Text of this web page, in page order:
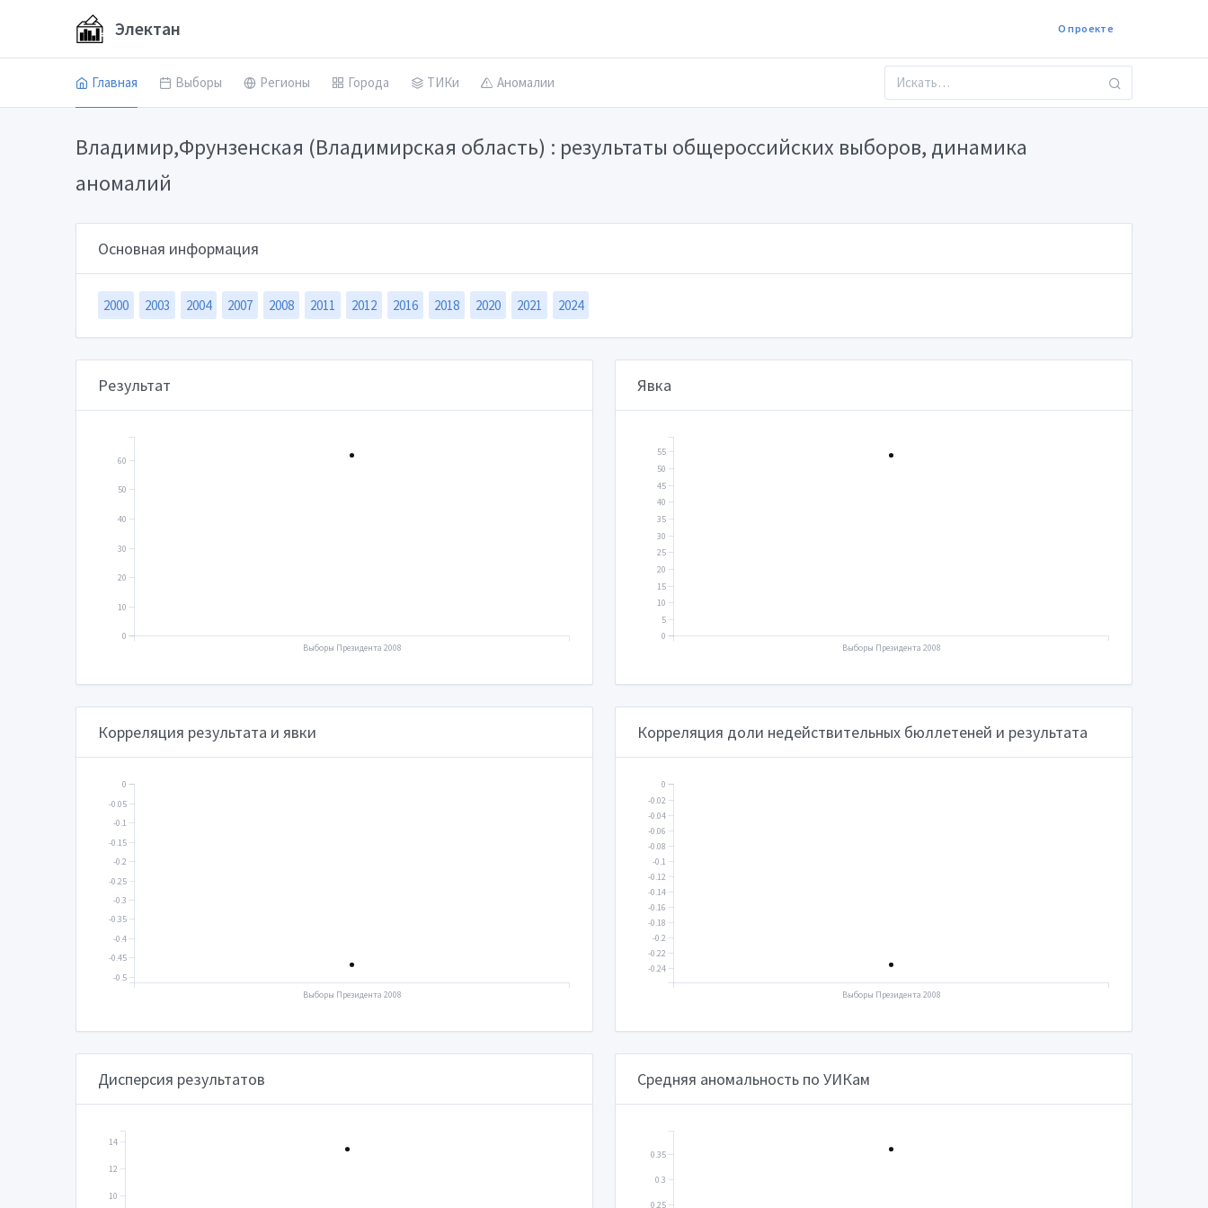
Электан О проекте
Главная Выборы Регионы Города ТИКи Аномалии
Владимир,Фрунзенская (Владимирская область) : результаты общероссийских выборов, динамика
аномалий
Основная информация
2000 2003 2004 2007 2008 2011 2012 2016 2018 2020 2021 2024
Результат
Выборы Президента 2008
0
10
20
30
40
50
60
Явка
Выборы Президента 2008
0
5
10
15
20
25
30
35
40
45
50
55
Корреляция результата и явки
Выборы Президента 2008
-0.5
-0.45
-0.4
-0.35
-0.3
-0.25
-0.2
-0.15
-0.1
-0.05
0
Корреляция доли недействительных бюллетеней и результата
Выборы Президента 2008
-0.24
-0.22
-0.2
-0.18
-0.16
-0.14
-0.12
-0.1
-0.08
-0.06
-0.04
-0.02
0
Дисперсия результатов
10
12
14
Средняя аномальность по УИКам
0.25
0.3
0.35